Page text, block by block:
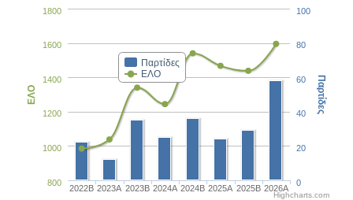
Παρτίδες
ΕΛΟ
2022B 2023Α 2023B 2024A 2024B 2025A 2025B 2026A
800
1000
1200
1400
1600
1800
ΕΛΟ
0
20
40
60
80
100
Παρτίδες
Highcharts.com